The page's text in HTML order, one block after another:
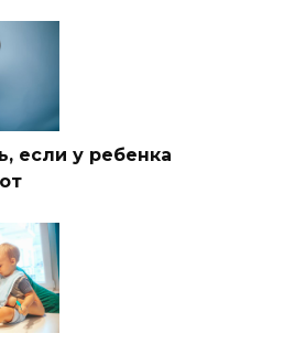
если у ребенка